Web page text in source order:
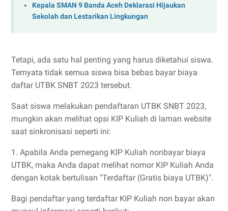
Kepala SMAN 9 Banda Aceh Deklarasi Hijaukan
Sekolah dan Lestarikan Lingkungan
Tetapi, ada satu hal penting yang harus diketahui siswa.
Ternyata tidak semua siswa bisa bebas bayar biaya
daftar UTBK SNBT 2023 tersebut.
Saat siswa melakukan pendaftaran UTBK SNBT 2023,
mungkin akan melihat opsi KIP Kuliah di laman website
saat sinkronisasi seperti ini:
1. Apabila Anda pemegang KIP Kuliah nonbayar biaya
UTBK, maka Anda dapat melihat nomor KIP Kuliah Anda
dengan kotak bertulisan "Terdaftar (Gratis biaya UTBK)".
Bagi pendaftar yang terdaftar KIP Kuliah non bayar akan